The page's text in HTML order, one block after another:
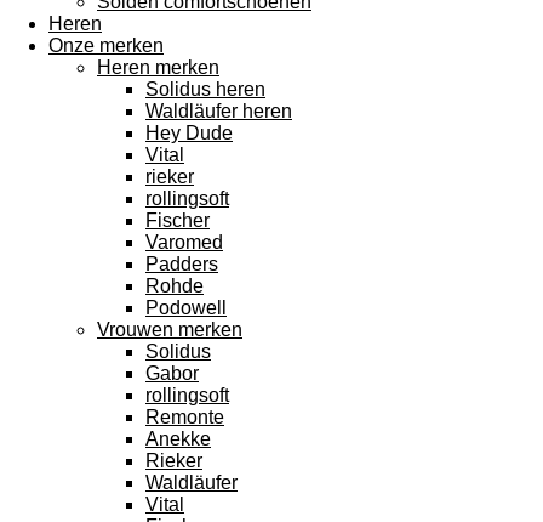
Heren
Onze merken
Heren merken
Solidus heren
Waldläufer heren
Hey Dude
Vital
rieker
rollingsoft
Fischer
Varomed
Padders
Rohde
Podowell
Vrouwen merken
Solidus
Gabor
rollingsoft
Remonte
Anekke
Rieker
Waldläufer
Vital